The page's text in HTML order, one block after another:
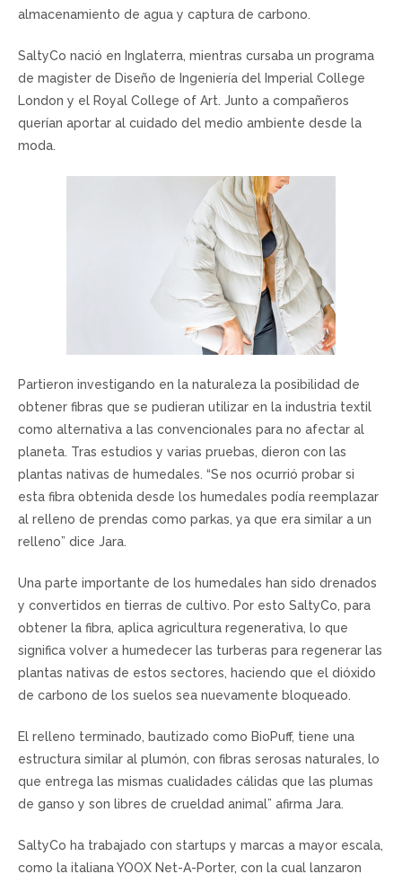
almacenamiento de agua y captura de carbono.
SaltyCo nació en Inglaterra, mientras cursaba un programa
de magister de Diseño de Ingeniería del Imperial College
London y el Royal College of Art. Junto a compañeros
querían aportar al cuidado del medio ambiente desde la
moda.
Partieron investigando en la naturaleza la posibilidad de
obtener fibras que se pudieran utilizar en la industria textil
como alternativa a las convencionales para no afectar al
planeta. Tras estudios y varias pruebas, dieron con las
plantas nativas de humedales. “Se nos ocurrió probar si
esta fibra obtenida desde los humedales podía reemplazar
al relleno de prendas como parkas, ya que era similar a un
relleno” dice Jara.
Una parte importante de los humedales han sido drenados
y convertidos en tierras de cultivo. Por esto SaltyCo, para
obtener la fibra, aplica agricultura regenerativa, lo que
significa volver a humedecer las turberas para regenerar las
plantas nativas de estos sectores, haciendo que el dióxido
de carbono de los suelos sea nuevamente bloqueado.
El relleno terminado, bautizado como BioPuff, tiene una
estructura similar al plumón, con fibras serosas naturales, lo
que entrega las mismas cualidades cálidas que las plumas
de ganso y son libres de crueldad animal” afirma Jara.
SaltyCo ha trabajado con startups y marcas a mayor escala,
como la italiana YOOX Net-A-Porter, con la cual lanzaron